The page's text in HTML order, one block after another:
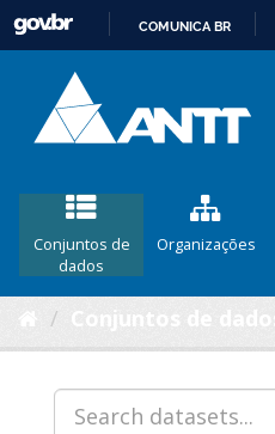
COMUNICA BR
Conjuntos de
dados
Organizações